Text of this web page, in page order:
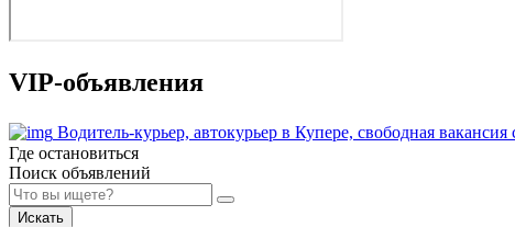
VIP-объявления
Водитель-курьер, автокурьер в Купере, свободная
Где остановиться
Поиск объявлений
Искать